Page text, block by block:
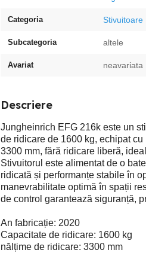
Categoria Stivuitoare
Subcategoria altele
Avariat neavariata
Descriere
Jungheinrich EFG 216k este un
de ridicare de 1600 kg, echipat
3300 mm, fără ridicare liberă,
Stivuitorul este alimentat de o
ridicată și performanțe stabile în
manevrabilitate optimă în spații
de control garantează siguranță,
An fabricație: 2020
Capacitate de ridicare: 1600 kg
nălțime de ridicare: 3300 mm